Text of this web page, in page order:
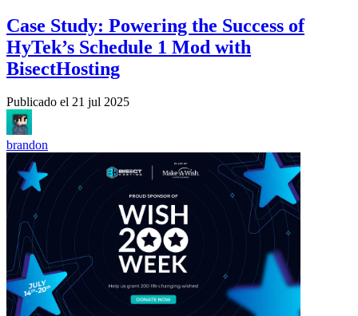
Case Study: Powering the Success of
HyTek’s Schedule 1 Mod with
BisectHosting
Publicado el 21 jul 2025
brandon